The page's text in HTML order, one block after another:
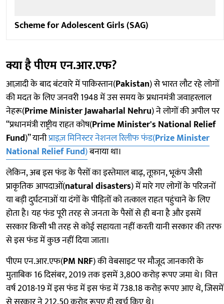
Scheme for Adolescent Girls (SAG)
क्या है पीएम एन.आर.एफ?
आज़ादी के बाद बंटवारे में पाकिस्तान(Pakistan) से भारत लौट रहे लोगों
की मदत के लिए जनवरी 1948 में उस समय के प्रधानमंत्री जवाहरलाल
नेहरू(Prime Minister Jawaharlal Nehru) ने लोगों की अपील पर
“प्रधानमंत्री राष्ट्रीय राहत कोष(Prime Minister's National Relief
Fund)” यानीप्राइज़ मिनिस्टर नेशनल रिलीफ फंड(Prize Minister
National Relief Fund)बनाया था।
लेकिन, अब इस फंड के पैसों का इस्तेमाल बाढ़, तूफ़ान, भूकंप जैसी
प्राकृतिक आपदाओं(natural disasters) में मारे गए लोगों के परिजनों
या बड़ी दुर्घटनाओं या दंगों के पीड़ितों को तत्काल राहत पहुंचाने के लिए
होता है। यह फंड पूरी तरह से जनता के पैसों से ही बना है और इसमें
सरकार किसी भी तरह से कोई सहायता नहीं करती यानी सरकार की तरफ
से इस फंड में कुछ नहीं दिया जाता।
पीएम एन.आर.एफ(PM NRF) की वेबसाइट पर मौजूद जानकारी के
मुताबिक 16 दिसंबर, 2019 तक इसमें 3,800 करोड़ रूपए जमा थे। वित्त
वर्ष 2018-19 में इस फंड में इस फंड में 738.18 करोड़ रूपए आए थे, जिसमें